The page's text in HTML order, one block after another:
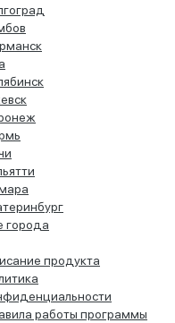
города
продукта
работы программы